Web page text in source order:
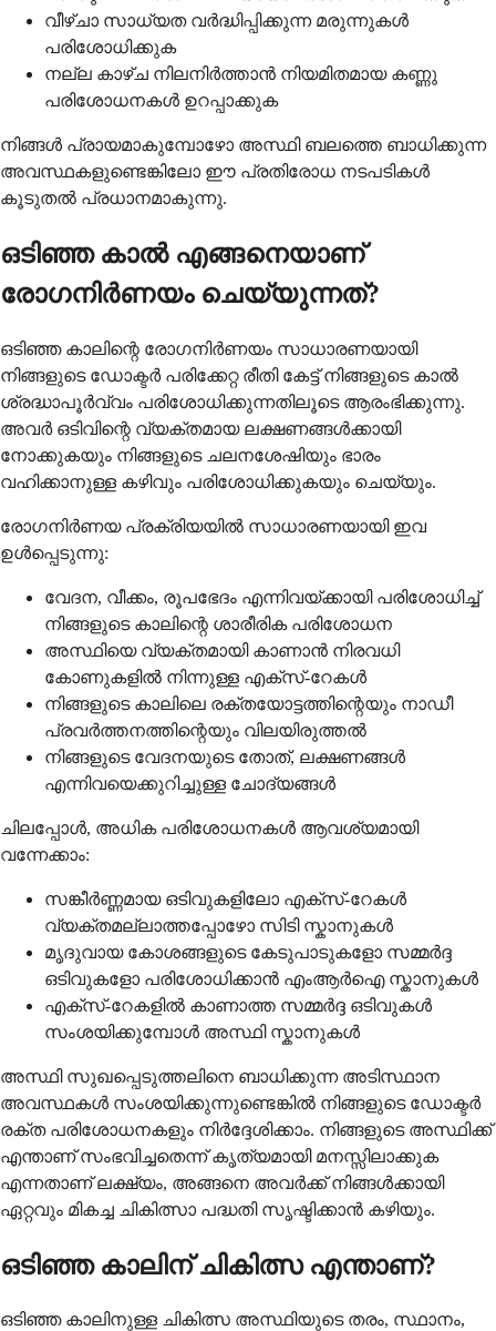
വീഴ്ചാ സാധ്യത വർദ്ധിപ്പിക്കുന്ന മരുന്നുകൾ
പരിശോധിക്കുക
നല്ല കാഴ്ച നിലനിർത്താൻ നിയമിതമായ കണ്ണു
പരിശോധനകൾ ഉറപ്പാക്കുക
നിങ്ങൾ പ്രായമാകുമ്പോഴോ അസ്ഥി ബലത്തെ ബാധിക്കുന്ന
അവസ്ഥകളുണ്ടെങ്കിലോ ഈ പ്രതിരോധ നടപടികൾ
കൂടുതൽ പ്രധാനമാകുന്നു.
ഒടിഞ്ഞ കാൽ എങ്ങനെയാണ്
രോഗനിർണയം ചെയ്യുന്നത്?
ഒടിഞ്ഞ കാലിന്റെ രോഗനിർണയം സാധാരണയായി
നിങ്ങളുടെ ഡോക്ടർ പരിക്കേറ്റ രീതി കേട്ട് നിങ്ങളുടെ കാൽ
ശ്രദ്ധാപൂർവ്വം പരിശോധിക്കുന്നതിലൂടെ ആരംഭിക്കുന്നു.
അവർ ഒടിവിന്റെ വ്യക്തമായ ലക്ഷണങ്ങൾക്കായി
നോക്കുകയും നിങ്ങളുടെ ചലനശേഷിയും ഭാരം
വഹിക്കാനുള്ള കഴിവും പരിശോധിക്കുകയും ചെയ്യും.
രോഗനിർണയ പ്രക്രിയയിൽ സാധാരണയായി ഇവ
ഉൾപ്പെടുന്നു:
വേദന, വീക്കം, രൂപഭേദം എന്നിവയ്ക്കായി പരിശോധിച്ച്
നിങ്ങളുടെ കാലിന്റെ ശാരീരിക പരിശോധന
അസ്ഥിയെ വ്യക്തമായി കാണാൻ നിരവധി
കോണുകളിൽ നിന്നുള്ള എക്സ്-റേകൾ
നിങ്ങളുടെ കാലിലെ രക്തയോട്ടത്തിന്റെയും നാഡീ
പ്രവർത്തനത്തിന്റെയും വിലയിരുത്തൽ
നിങ്ങളുടെ വേദനയുടെ തോത്, ലക്ഷണങ്ങൾ
എന്നിവയെക്കുറിച്ചുള്ള ചോദ്യങ്ങൾ
ചിലപ്പോൾ, അധിക പരിശോധനകൾ ആവശ്യമായി
വന്നേക്കാം:
സങ്കീർണ്ണമായ ഒടിവുകളിലോ എക്സ്-റേകൾ
വ്യക്തമല്ലാത്തപ്പോഴോ സിടി സ്കാനുകൾ
മൃദുവായ കോശങ്ങളുടെ കേടുപാടുകളോ സമ്മർദ്ദ
ഒടിവുകളോ പരിശോധിക്കാൻ എംആർഐ സ്കാനുകൾ
എക്സ്-റേകളിൽ കാണാത്ത സമ്മർദ്ദ ഒടിവുകൾ
സംശയിക്കുമ്പോൾ അസ്ഥി സ്കാനുകൾ
അസ്ഥി സുഖപ്പെടുത്തലിനെ ബാധിക്കുന്ന അടിസ്ഥാന
അവസ്ഥകൾ സംശയിക്കുന്നുണ്ടെങ്കിൽ നിങ്ങളുടെ ഡോക്ടർ
രക്ത പരിശോധനകളും നിർദ്ദേശിക്കാം. നിങ്ങളുടെ അസ്ഥിക്ക്
എന്താണ് സംഭവിച്ചതെന്ന് കൃത്യമായി മനസ്സിലാക്കുക
എന്നതാണ് ലക്ഷ്യം, അങ്ങനെ അവർക്ക് നിങ്ങൾക്കായി
ഏറ്റവും മികച്ച ചികിത്സാ പദ്ധതി സൃഷ്ടിക്കാൻ കഴിയും.
ഒടിഞ്ഞ കാലിന് ചികിത്സ എന്താണ്?
ഒടിഞ്ഞ കാലിനുള്ള ചികിത്സ അസ്ഥിയുടെ തരം, സ്ഥാനം,